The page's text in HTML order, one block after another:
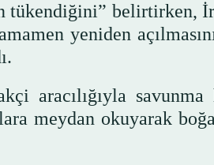
tükendiğini” belirtirken,
yeniden
aracılığıyla
meydan okuyarak